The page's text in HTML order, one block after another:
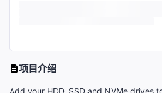
项目介绍